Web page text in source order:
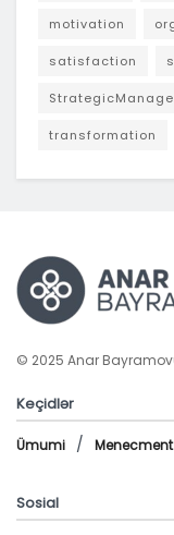
motivation
satisfaction
transformation
© 2025 Anar
Keçidlər
Ümumi Menecment
Sosial